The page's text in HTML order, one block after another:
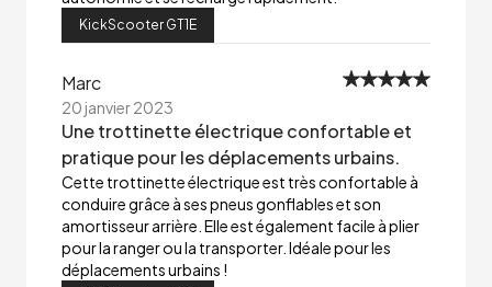
KickScooter GT1E
Marc
20 janvier 2023
Une trottinette électrique confortable et
pratique pour les déplacements urbains.
Cette trottinette électrique est très confortable à
conduire grâce à ses pneus gonflables et son
amortisseur arrière. Elle est également facile à plier
pour la ranger ou la transporter. Idéale pour les
déplacements urbains !